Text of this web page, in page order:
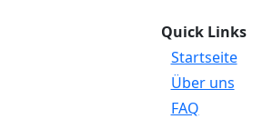
Quick Links
Startseite
Über uns
FAQ